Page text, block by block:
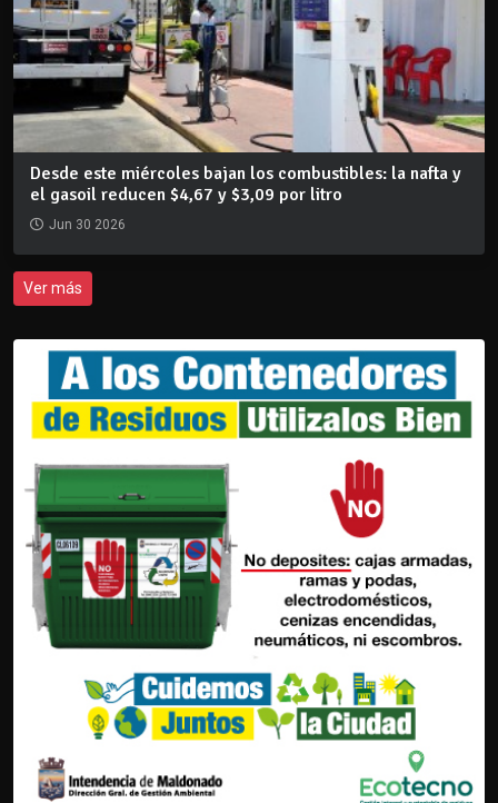
Desde este miércoles bajan los combustibles: la nafta y
el gasoil reducen $4,67 y $3,09 por litro
Jun 30 2026
Ver más